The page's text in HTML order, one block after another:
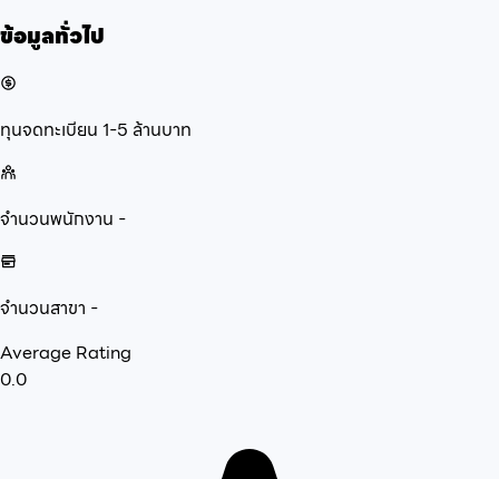
ข้อมูลทั่วไป
ทุนจดทะเบียน 1-5 ล้านบาท
จำนวนพนักงาน -
จำนวนสาขา -
Average Rating
0.0